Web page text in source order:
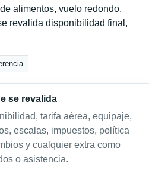
alimentos, vuelo redondo,
revalida disponibilidad final,
se revalida
tarifa aérea, equipaje,
escalas, impuestos, política
y cualquier extra como
o asistencia.